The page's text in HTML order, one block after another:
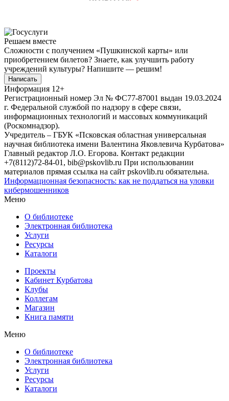
Решаем вместе
Сложности с получением «Пушкинской карты» или
приобретением билетов? Знаете, как улучшить работу
учреждений культуры? Напишите — решим!
Написать
Информация 12+
Регистрационный номер Эл № ФС77-87001 выдан 19.03.2024
г. Федеральной службой по надзору в сфере связи,
информационных технологий и массовых коммуникаций
(Роскомнадзор).
Учредитель – ГБУК «Псковская областная универсальная
научная библиотека имени Валентина Яковлевича Курбатова»
Главный редактор Л.О. Егорова. Контакт редакции
+7(8112)72-84-01, bib@pskovlib.ru При использовании
материалов прямая ссылка на сайт pskovlib.ru обязательна.
Информационная безопасность: как не поддаться на уловки
кибермошенников
Меню
О библиотеке
Электронная библиотека
Услуги
Ресурсы
Каталоги
Проекты
Кабинет Курбатова
Клубы
Коллегам
Магазин
Книга памяти
Меню
О библиотеке
Электронная библиотека
Услуги
Ресурсы
Каталоги